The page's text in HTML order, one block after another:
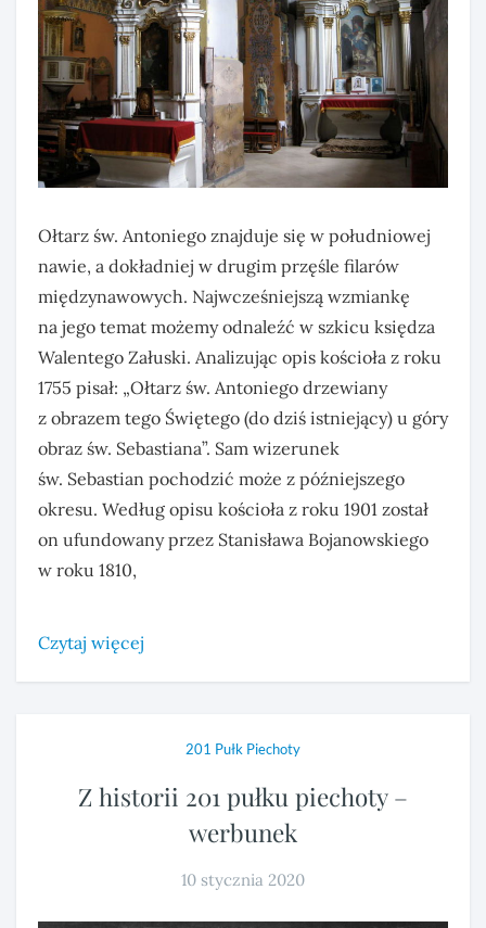
Ołtarz św. Antoniego znajduje się w południowej
nawie, a dokładniej w drugim przęśle filarów
międzynawowych. Najwcześniejszą wzmiankę
na jego temat możemy odnaleźć w szkicu księdza
Walentego Załuski. Analizując opis kościoła z roku
1755 pisał: „Ołtarz św. Antoniego drzewiany
z obrazem tego Świętego (do dziś istniejący) u góry
obraz św. Sebastiana”. Sam wizerunek
św. Sebastian pochodzić może z późniejszego
okresu. Według opisu kościoła z roku 1901 został
on ufundowany przez Stanisława Bojanowskiego
w roku 1810,
Czytaj więcej
201 Pułk Piechoty
Z historii 201 pułku piechoty –
werbunek
10 stycznia 2020